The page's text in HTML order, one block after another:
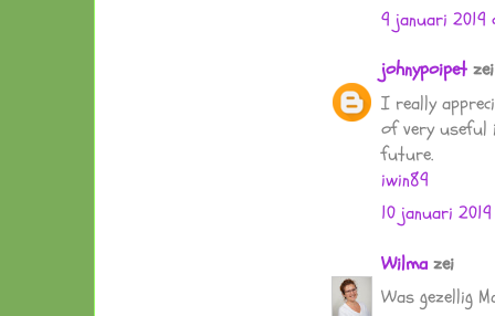
9 januari 2019
johnypoipet zei
I really
of very useful
future.
iwin89
10 januari
Wilma zei
Was gezellig